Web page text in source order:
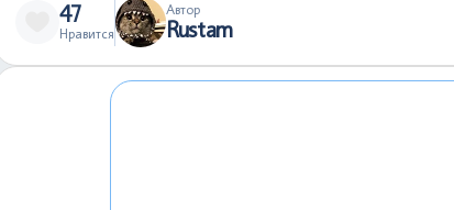
47
Нравится
Автор
Rustam